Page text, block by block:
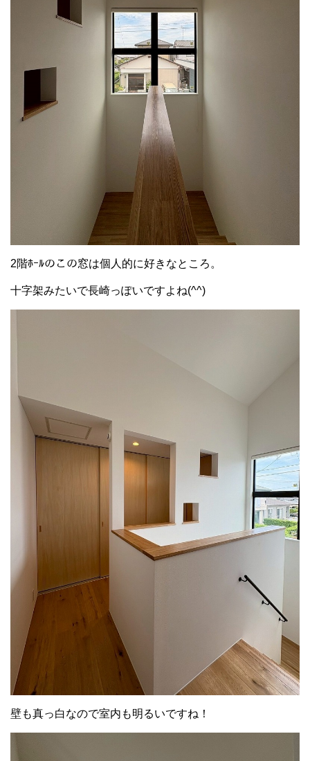
2階ﾎｰﾙのこの窓は個人的に好きなところ。
十字架みたいで長崎っぽいですよね(^^)
壁も真っ白なので室内も明るいですね！